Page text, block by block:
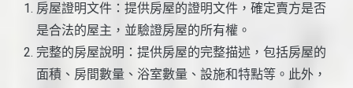
房屋證明文件：提供房屋的證明文件，確定賣方是否
是合法的屋主，並驗證房屋的所有權。
完整的房屋說明：提供房屋的完整描述，包括房屋的
面積、房間數量、浴室數量、設施和特點等。此外，